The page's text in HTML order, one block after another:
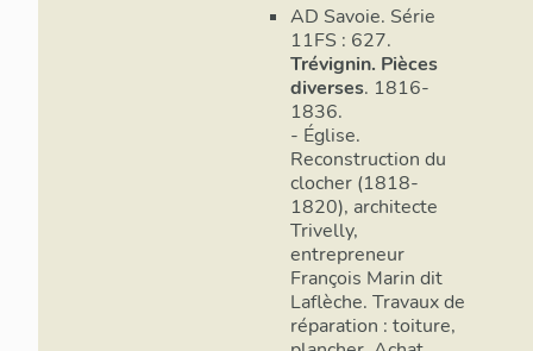
pour le foyer
replacement
associations
et au début
plate écaille.
AD Savoie. Série
11FS : 627.
Trévignin. Pièces
diverses. 1816-
1836.
- Église.
Reconstruction du
clocher (1818-
1820), architecte
Trivelly,
entrepreneur
François Marin dit
Laflèche. Travaux de
réparation : toiture,